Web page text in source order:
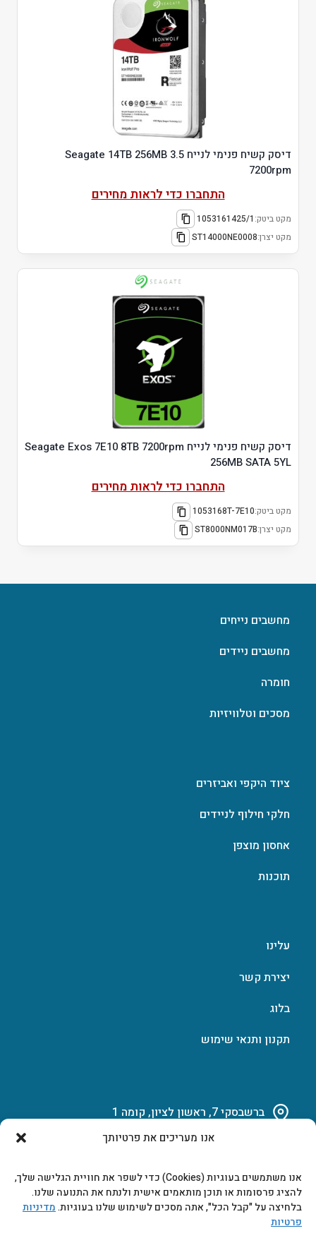
אנו מעריכים את פרטיותך
אנו משתמשים בעוגיות (Cookies) כדי לשפר את חוויית הגלישה שלך,
להציג פרסומות או תוכן מותאמים אישית ולנתח את התנועה שלנו.
בלחיצה על "קבל הכל", אתה מסכים לשימוש שלנו בעוגיות.מדיניות
פרטיות
דיסק קשיח פנימי לנייח 3.5 Seagate 14TB 256MB
7200rpm
התחברו כדי לראות מחירים
מקט ביטק: 1053161425/1
מקט יצרן:ST14000NE0008
דיסק קשיח פנימי לנייח Seagate Exos 7E10 8TB 7200rpm
256MB SATA 5YL
התחברו כדי לראות מחירים
מקט ביטק:1053168T-7E10
מקט יצרן:ST8000NM017B
מחשבים נייחים
מחשבים ניידים
חומרה
מסכים וטלוויזיות
ציוד היקפי ואביזרים
חלקי חילוף לניידים
אחסון מוצפן
תוכנות
עלינו
יצירת קשר
בלוג
תקנון ותנאי שימוש
ברשבסקי 7, ראשון לציון, קומה 1
marketing@b-tech.co.il